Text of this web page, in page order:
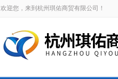
欢迎您，来到杭州琪佑商贸有限公司！